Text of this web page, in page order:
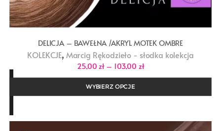
DELICJA – BAWEŁNA /AKRYL MOTEK OMBRE
KOLEKCJE, Marcig Rękodzieło - słodka kolekcja
25,00 zł – 103,00 złZakres
od
do
WYBIERZ OPCJE